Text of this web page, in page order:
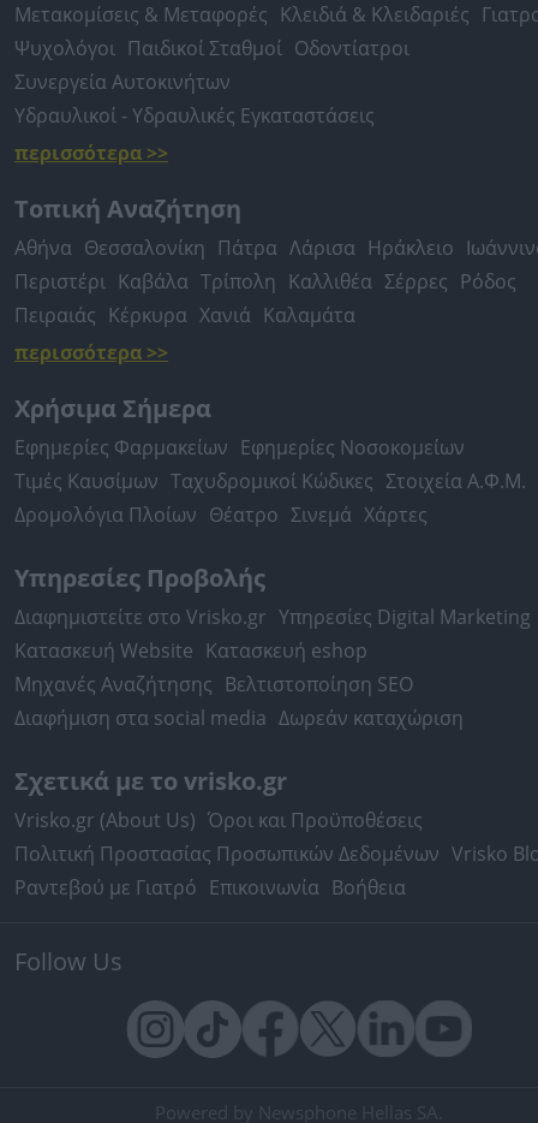
Μετακομίσεις & Μεταφορές Κλειδιά & Κλειδαριές
Ψυχολόγοι Παιδικοί Σταθμοί Οδοντίατροι
Συνεργεία Αυτοκινήτων
Υδραυλικοί - Υδραυλικές Εγκαταστάσεις
περισσότερα >>
Τοπική Αναζήτηση
Αθήνα Θεσσαλονίκη Πάτρα Λάρισα Ηράκλειο
Περιστέρι Καβάλα Τρίπολη Καλλιθέα Σέρρες Ρόδος
Πειραιάς Κέρκυρα Χανιά Καλαμάτα
περισσότερα >>
Χρήσιμα Σήμερα
Εφημερίες Φαρμακείων Εφημερίες Νοσοκομείων
Τιμές Καυσίμων Ταχυδρομικοί Κώδικες Στοιχεία Α.Φ.Μ.
Δρομολόγια Πλοίων Θέατρο Σινεμά Χάρτες
Υπηρεσίες Προβολής
Διαφημιστείτε στο Vrisko.gr Υπηρεσίες Digital Marketing
Κατασκευή Website Κατασκευή eshop
Μηχανές Αναζήτησης Βελτιστοποίηση SEO
Διαφήμιση στα social media Δωρεάν καταχώριση
Σχετικά με το vrisko.gr
Vrisko.gr (About Us) Όροι και Προϋποθέσεις
Πολιτική Προστασίας Προσωπικών Δεδομένων Vrisko
Ραντεβού με Γιατρό Επικοινωνία Βοήθεια
Follow Us
Powered by Newsphone Hellas SA.